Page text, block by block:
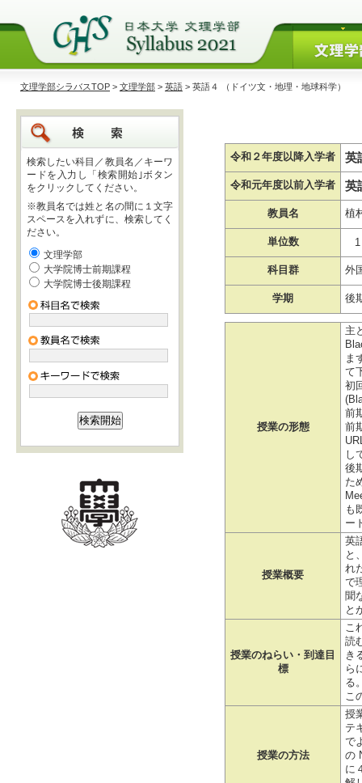
文理学部シラバスTOP > 文理学部 > 英語 > 英語４ （ドイツ文・地理・地球科学）
検索したい科目／教員名／キーワ
ードを入力し「検索開始｣ボタン
をクリックしてください。
※教員名では姓と名の間に１文字
スペースを入れずに、検索してく
ださい。
文理学部
大学院博士前期課程
大学院博士後期課程
令和２年度以降入学者 英
令和元年度以前入学者 英
教員名 植
単位数 1
科目群 外
学期 後
授業の形態
主
ま
て
初
前
前
し
後
た
も
ー
授業概要
英
と
れ
で
聞
と
授業のねらい・到達目
標
こ
読
き
ら
る
こ
授業の方法
授
テ
で
の
に